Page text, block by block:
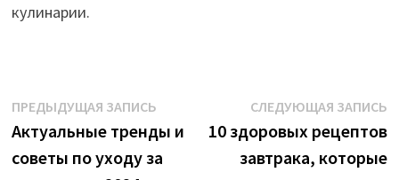
кулинарии.
Навигация
по
ПРЕДЫДУЩАЯ ЗАПИСЬПредыдущая
запись:
Актуальные тренды и
советы по уходу за
СЛЕДУЮЩАЯ ЗАПИСЬ
10 здоровых рецептов
завтрака, которые